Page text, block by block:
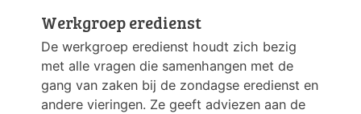
Werkgroep eredienst
De werkgroep eredienst houdt zich bezig
met alle vragen die samenhangen met de
gang van zaken bij de zondagse eredienst en
andere vieringen. Ze geeft adviezen aan de